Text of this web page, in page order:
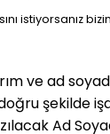
istiyorsanız
ve ad
şekilde
Ad